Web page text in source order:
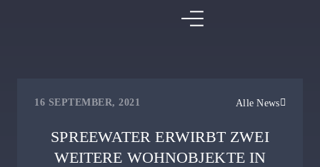
16 SEPTEMBER, 2021
SPREEWATER ERWIRBT ZWEI
WEITERE WOHNOBJEKTE IN
Alle News